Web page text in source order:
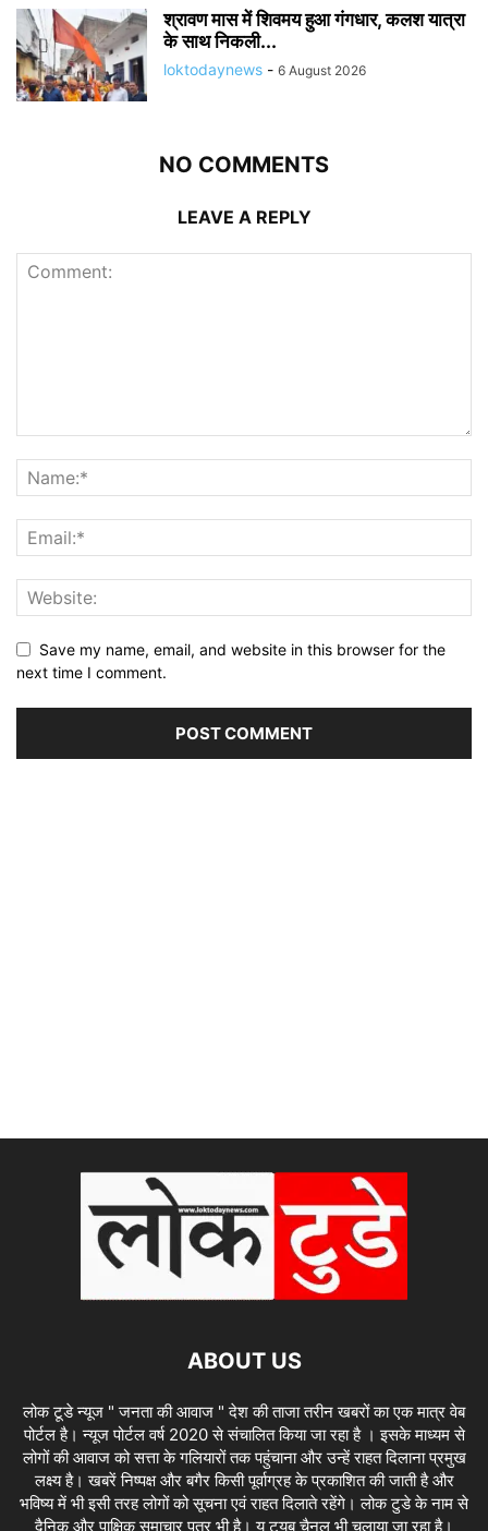
श्रावण मास में शिवमय हुआ गंगधार, कलश यात्रा
के साथ निकली...
loktodaynews - 6 August 2026
NO COMMENTS
LEAVE A REPLY
Save my name, email, and website in this browser for the
next time I comment.
ABOUT US
लोक टूडे न्यूज " जनता की आवाज " देश की ताजा तरीन खबरों का एक मात्र वेब
पोर्टल है। न्यूज पोर्टल वर्ष 2020 से संचालित किया जा रहा है । इसके माध्यम से
लोगों की आवाज को सत्ता के गलियारों तक पहुंचाना और उन्हें राहत दिलाना प्रमुख
लक्ष्य है। खबरें निष्पक्ष और बगैर किसी पूर्वाग्रह के प्रकाशित की जाती है और
भविष्य में भी इसी तरह लोगों को सूचना एवं राहत दिलाते रहेंगे। लोक टुडे के नाम से
दैनिक और पाक्षिक समाचार पत्र भी है। यू ट्यूब चैनल भी चलाया जा रहा है।